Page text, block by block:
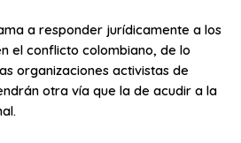
a responder jurídicamente a los
el conflicto colombiano, de lo
organizaciones activistas de
otra vía que la de acudir a la